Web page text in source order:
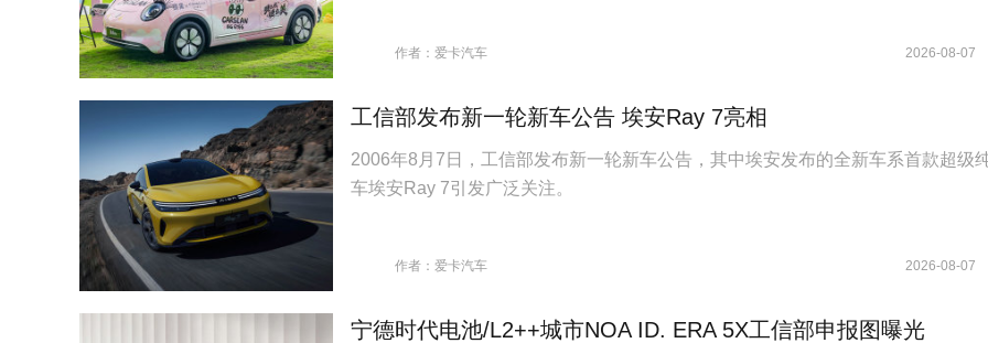
作者：爱卡汽车 2026-08-07
工信部发布新一轮新车公告 埃安Ray 7亮相
2006年8月7日，工信部发布新一轮新车公告，其中埃安发布的全新车系首款超级
车埃安Ray 7引发广泛关注。
作者：爱卡汽车 2026-08-07
宁德时代电池/L2++城市NOA ID. ERA 5X工信部申报图曝光